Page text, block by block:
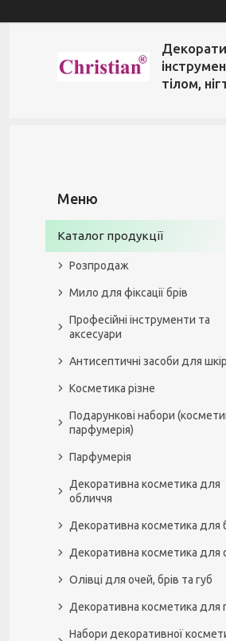
тілом,
Каталог продукції
Розпродаж
Мило для фіксації брів
Професійні інструменти та
аксесуари
Антисептичні засоби для
Косметика різне
Подарункові набори
парфумерія)
Парфумерія
Декоративна косметика для
обличчя
Декоративна косметика для
Декоративна косметика для
Олівці для очей, брів та губ
Декоративна косметика для
Набори декоративної